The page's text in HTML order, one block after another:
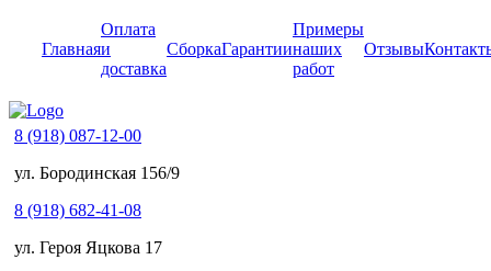
Главная
Оплата
и
доставка
СборкаГарантии
Примеры
наших
работ
Отзывы
8 (918) 087-12-00
ул. Бородинская 156/9
8 (918) 682-41-08
ул. Героя Яцкова 17